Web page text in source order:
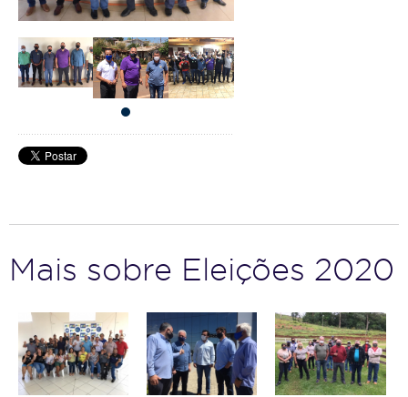
Mais sobre Eleições 2020